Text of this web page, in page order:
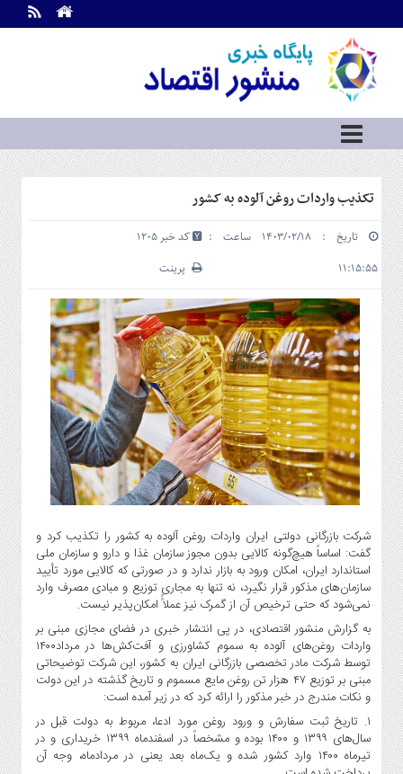
اطلاعات
تماس
ما
درباره
ما
سرویس
ها
بازار
سرمایه
و
بورس
مسکن
و
شهری
گاز
و
پتروشیمی
صنعت
و
خودرو
استارت
آپ
و
فن
آوری
بانک
،
بیمه
و
ارز
دیجیتال
تکذیب واردات روغن آلوده به کشور
تاریخ : ۱۴۰۳/۰۲/۱۸ ساعت :
۱۱:۱۵:۵۵
کد خبر 1205
پرینت
شرکت بازرگانی دولتی ایران واردات روغن آلوده به کشور را تکذیب کرد و
گفت: اساساً هیچ‌گونه کالایی بدون مجوز سازمان غذا و دارو و سازمان ملی
استاندارد ایران، امکان ورود به بازار ندارد و در صورتی‌ که کالایی مورد تأیید
سازمان‌های مذکور قرار نگیرد، نه تنها به مجاری توزیع و مبادی مصرف وارد
نمی‌شود که حتی ترخیص آن از گمرک نیز عملاًً امکان‌پذیر نیست.
به گزارش منشور اقتصادی، در پی انتشار خبری در فضای مجازی مبنی بر
واردات روغن‌های آلوده به سموم کشاورزی و آفت‌کش‌ها در مرداد۱۴۰۰
توسط شرکت مادر تخصصی بازرگانی ایران به کشور، این شرکت توضیحاتی
مبنی بر توزیع ۴۷ هزار تن روغن مایع مسموم و تاریخ گذشته در این دولت
و نکات مندرج در خبر مذکور را ارائه کرد که در زیر آمده است:
۱. تاریخ ثبت سفارش و ورود روغن مورد ادعا، مربوط به دولت قبل در
سال‌های ۱۳۹۹ و ۱۴۰۰ بوده و مشخصاً در اسفندماه ۱۳۹۹ خریداری و در
تیرماه ۱۴۰۰ وارد کشور شده و یک‌ماه بعد یعنی در مردادماه، وجه آن